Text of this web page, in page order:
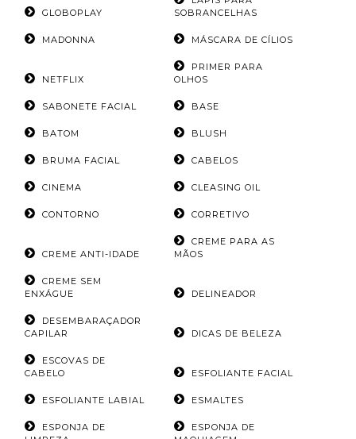
GLOBOPLAY
SOBRANCELHAS
MADONNA MÁSCARA DE CÍLIOS
NETFLIX
PRIMER PARA
OLHOS
SABONETE FACIAL BASE
BATOM BLUSH
BRUMA FACIAL CABELOS
CINEMA CLEASING OIL
CONTORNO CORRETIVO
CREME ANTI-IDADE
CREME PARA AS
MÃOS
CREME SEM
ENXÁGUE
DELINEADOR
DESEMBARAÇADOR
CAPILAR
DICAS DE BELEZA
ESCOVAS DE
CABELO
ESFOLIANTE FACIAL
ESFOLIANTE LABIAL ESMALTES
ESPONJA DE
ESPONJA DE